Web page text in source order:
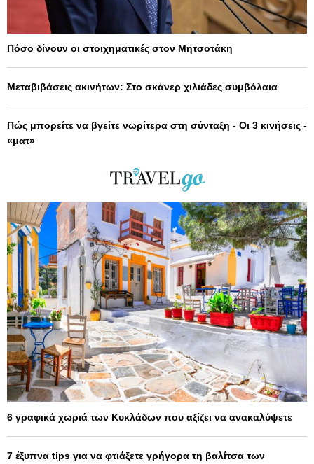
Πόσο δίνουν οι στοιχηματικές στον Μητσοτάκη
Μεταβιβάσεις ακινήτων: Στο σκάνερ χιλιάδες συμβόλαια
Πώς μπορείτε να βγείτε νωρίτερα στη σύνταξη - Οι 3 κινήσεις -
«ματ»
6 γραφικά χωριά των Κυκλάδων που αξίζει να ανακαλύψετε
7 έξυπνα tips για να φτιάξετε γρήγορα τη βαλίτσα των